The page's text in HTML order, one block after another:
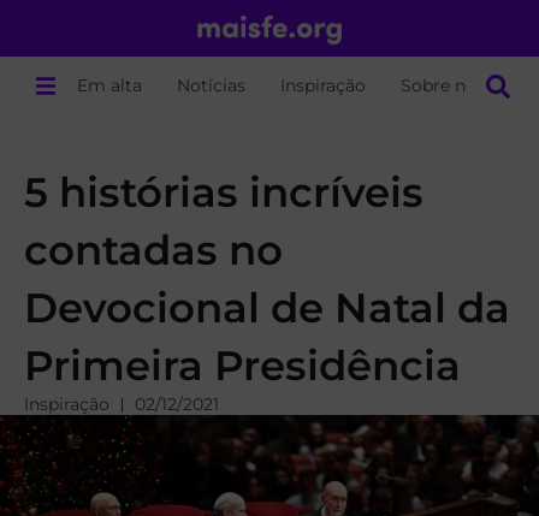
Em alta Notícias Inspiração Sobre nós
5 histórias incríveis
contadas no
Devocional de Natal da
Primeira Presidência
Inspiração 02/12/2021